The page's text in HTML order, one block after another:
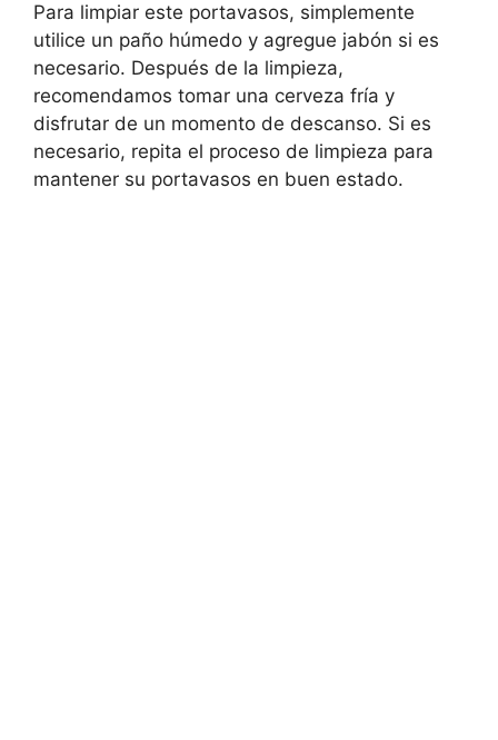
Para limpiar este portavasos, simplemente
utilice un paño húmedo y agregue jabón si es
necesario. Después de la limpieza,
recomendamos tomar una cerveza fría y
disfrutar de un momento de descanso. Si es
necesario, repita el proceso de limpieza para
mantener su portavasos en buen estado.